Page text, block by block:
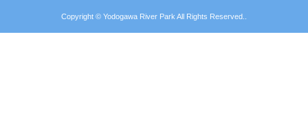
Copyright © Yodogawa River Park All Rights Reserved..